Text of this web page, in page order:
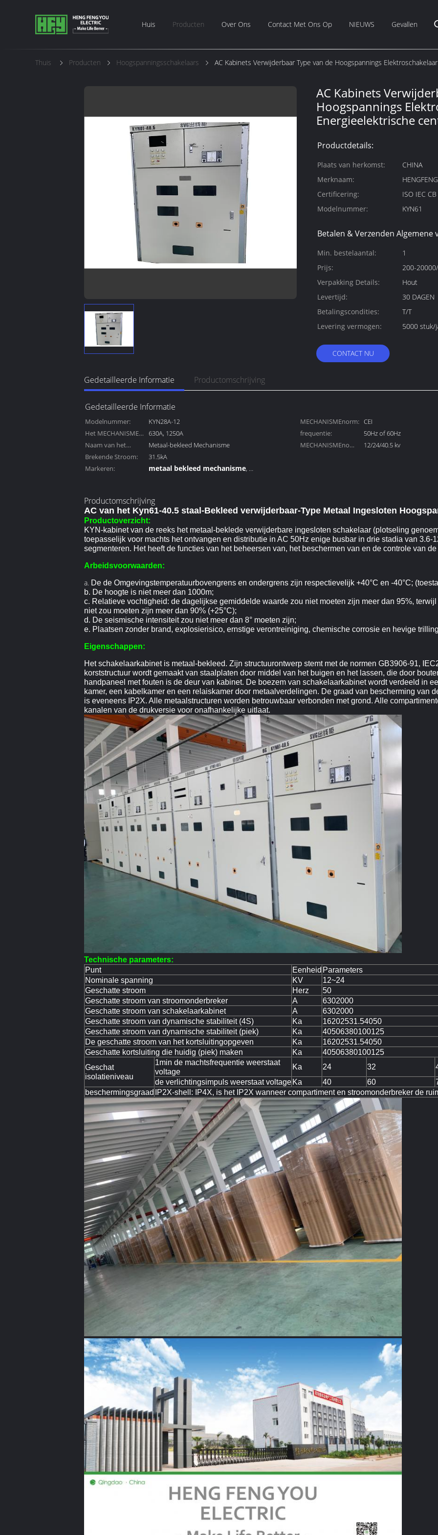
Huis Producten Over Ons Contact Met Ons Op NIEUWS Gevallen
Thuis Producten Hoogspanningsschakelaars AC Kabinets Verwijderbaar Type van de Hoogspannings
AC Kabinets
Hoogspannings
Energieelektrische
Productdetails:
Plaats van herkomst:
CHINA
Merknaam:
Certificering:
ISO IEC
Modelnummer:
KYN61
Betalen & Verzenden Algemene
Min. bestelaantal:
1
Prijs:
200-
Verpakking Details:
Hout
Levertijd:
30 DAGEN
Betalingscondities:
T/T
Levering vermogen:
5000 stuk/
CONTACT NU
Gedetailleerde Informatie Productomschrijving
Gedetailleerde Informatie
Modelnummer: KYN28A-12 MECHANISMEnorm: CEI
Het MECHANISME
schatte stroom:
630A, 1250A frequentie:
50Hz of 60Hz
Naam van het
product:
Metaal-bekleed Mechanisme
MECHANISMEnominale12/24/40.5 kv
Brekende Stroom:
31.5kA
Markeren:
metaal bekleed mechanisme,
Productomschrijving
AC van het Kyn61-40.5 staal-Bekleed verwijderbaar-Type Metaal Ingesloten
Productoverzicht:
KYN-kabinet van de reeks het metaal-beklede verwijderbare ingesloten schakelaar (plotseling
toepasselijk voor machts het ontvangen en distributie in AC 50Hz enige busbar in drie stadia van 3.6-
segmenteren. Het heeft de functies van het beheersen van, het beschermen van en de controle van de
Arbeidsvoorwaarden:
a. De de Omgevingstemperatuurbovengrens en ondergrens zijn respectievelijk +40°C en -40°C;
b. De hoogte is niet meer dan 1000m;
c. Relatieve vochtigheid: de dagelijkse gemiddelde waarde zou niet moeten zijn meer dan 95%,
niet zou moeten zijn meer dan 90% (+25°C);
d. De seismische intensiteit zou niet meer dan 8° moeten zijn;
e. Plaatsen zonder brand, explosierisico, ernstige verontreiniging, chemische corrosie en hevige
Eigenschappen:
Het schakelaarkabinet is metaal-bekleed. Zijn structuurontwerp stemt met de normen GB3906-91,
korststructuur wordt gemaakt van staalplaten door middel van het buigen en het lassen, die door
handpaneel met fouten is de deur van kabinet. De boezem van schakelaarkabinet wordt verdeeld in
kamer, een kabelkamer en een relaiskamer door metaalverdelingen. De graad van bescherming van
is eveneens IP2X. Alle metaalstructuren worden betrouwbaar verbonden met grond. Alle
kanalen van de drukversie voor onafhankelijke uitlaat.
Technische parameters:
Punt
Eenheid Parameters
Nominale spanning
KV
12~24
Geschatte stroom
Herz
50
Geschatte stroom van stroomonderbreker
A
6302000
Geschatte stroom van schakelaarkabinet
A
6302000
Geschatte stroom van dynamische stabiliteit (4S)
Ka
16202531.54050
Geschatte stroom van dynamische stabiliteit (piek)
Ka
40506380100125
De geschatte stroom van het kortsluitingopgeven
Ka
16202531.54050
Geschatte kortsluiting die huidig (piek) maken
Ka
40506380100125
Geschat
isolatieniveau
1min de machtsfrequentie weerstaat
voltage
Ka 24 32
de verlichtingsimpuls weerstaat voltage Ka 40 60
beschermingsgraad IP2X-shell: IP4X, is het IP2X wanneer compartiment en stroomonderbreker de